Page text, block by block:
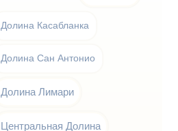
Долина Касабланка
Долина Сан Антонио
Долина Лимари
Центральная Долина